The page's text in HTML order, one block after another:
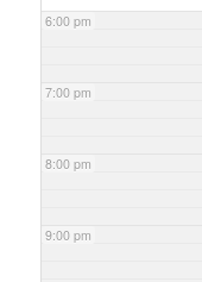
6:00 pm
7:00 pm
8:00 pm
9:00 pm